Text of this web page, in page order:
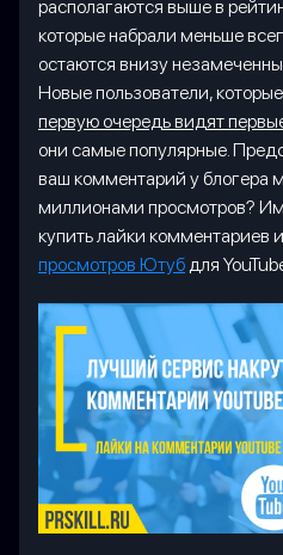
располагаются выше в
которые набрали меньше
остаются внизу
Новые пользователи,
первую очередь видят
они самые популярные.
ваш комментарий у блогера
миллионами просмотров?
купить лайки комментариев и
просмотров Ютуб для